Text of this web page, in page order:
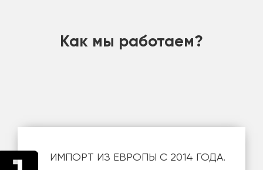
Как мы работаем?
ИМПОРТ ИЗ ЕВРОПЫ С 2014 ГОДА.